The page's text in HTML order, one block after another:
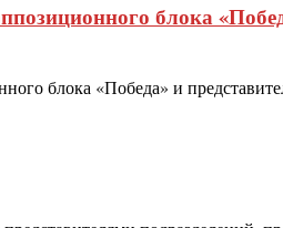
блока
блока «Победа» и